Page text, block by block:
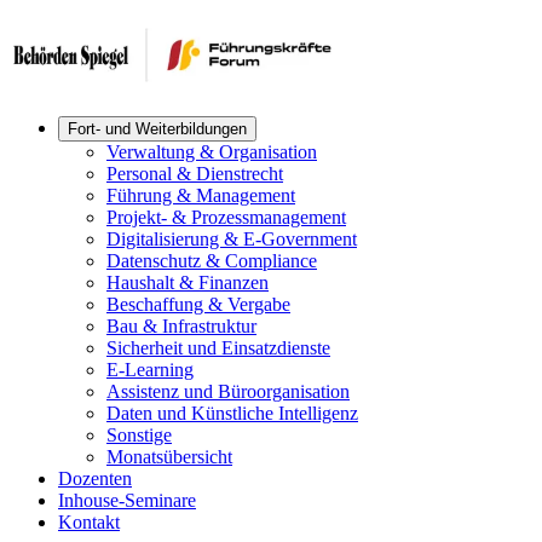
Fort- und Weiterbildungen
Verwaltung & Organisation
Personal & Dienstrecht
Führung & Management
Projekt- & Prozessmanagement
Digitalisierung & E-Government
Datenschutz & Compliance
Haushalt & Finanzen
Beschaffung & Vergabe
Bau & Infrastruktur
Sicherheit und Einsatzdienste
E-Learning
Assistenz und Büroorganisation
Daten und Künstliche Intelligenz
Sonstige
Monatsübersicht
Dozenten
Inhouse-Seminare
Kontakt